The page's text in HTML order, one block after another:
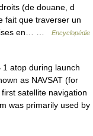
(de douane, d
fait que traverser un
en… …
Encyclopédie
atop during launch
as NAVSAT (for
satellite navigation
was primarily used by